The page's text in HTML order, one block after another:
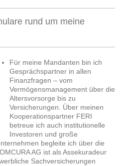
rund um meine
Für meine Mandanten bin ich
Gesprächspartner in allen
Finanzfragen – vom
Vermögensmanagement über die
Altersvorsorge bis zu
Versicherungen. Über meinen
Kooperationspartner FERI
betreue ich auch institutionelle
Investoren und große
begleite ich über die
AG ist als Assekuradeur
Sachversicherungen